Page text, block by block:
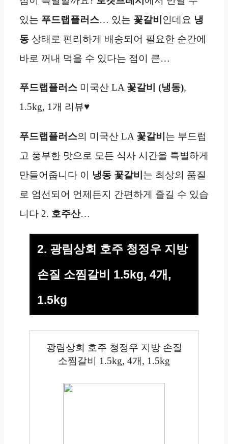
있는 푸드랩플러스… 있는 꽃갈비 인데요 냉
동 상태로 편리하게 배송되어 필요한 순간에
바로 꺼내 먹을 수 있다는 점이 큰…
푸드랩플러스 미국산 LA 꽃갈비 (냉동),
1.5kg, 1개 리뷰♥
푸드랩플러스의 미국산 LA 꽃갈비 는 부드럽
고 풍부한 맛으로 모든 식사 시간을 특별하게
만들어줍니다 이 냉동 꽃갈비 는 최상의 품질
로 엄선되어 언제든지 간편하게 즐길 수 있습
니다 2. 호주산…
2. 광림상회 호주 청정우 지방
손질 소찜갈비 1.5kg, 4개,
1.5kg
광림상회 호주 청정우 지방 손질
소찜갈비 1.5kg, 4개, 1.5kg